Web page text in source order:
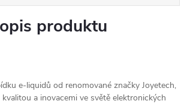
produktu
e-liquidů od renomované značky Joyetech,
a inovacemi ve světě elektronických